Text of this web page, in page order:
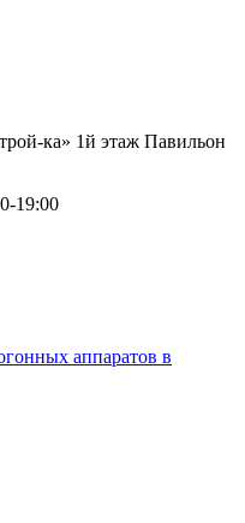
ка» 1й этаж Павильон
19:00